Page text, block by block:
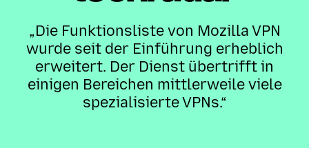
„Die Funktionsliste von Mozilla VPN
wurde seit der Einführung erheblich
erweitert. Der Dienst übertrifft in
einigen Bereichen mittlerweile viele
spezialisierte VPNs.“